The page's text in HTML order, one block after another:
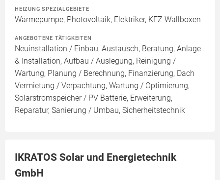
HEIZUNG SPEZIALGEBIETE
Wärmepumpe, Photovoltaik, Elektriker, KFZ Wallboxen
ANGEBOTENE TÄTIGKEITEN
Neuinstallation / Einbau, Austausch, Beratung, Anlage
& Installation, Aufbau / Auslegung, Reinigung /
Wartung, Planung / Berechnung, Finanzierung, Dach
Vermietung / Verpachtung, Wartung / Optimierung,
Solarstromspeicher / PV Batterie, Erweiterung,
Reparatur, Sanierung / Umbau, Sicherheitstechnik
IKRATOS Solar und Energietechnik
GmbH